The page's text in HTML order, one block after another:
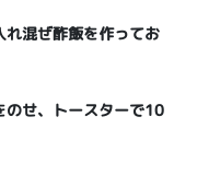
混ぜ酢飯を作ってお
せ、トースターで10